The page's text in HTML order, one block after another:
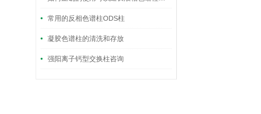
常用的反相色谱柱ODS柱
凝胶色谱柱的清洗和存放
强阳离子钙型交换柱咨询